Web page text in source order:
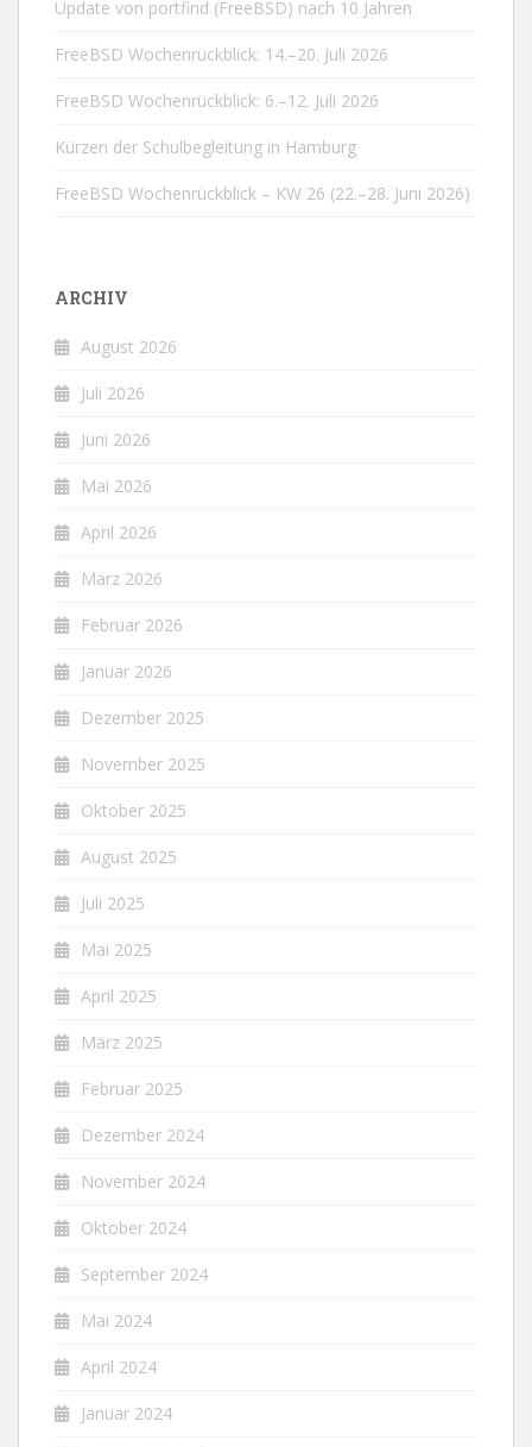
Update von portfind (FreeBSD) nach 10 Jahren
FreeBSD Wochenrückblick: 14.–20. Juli 2026
FreeBSD Wochenrückblick: 6.–12. Juli 2026
Kürzen der Schulbegleitung in Hamburg
FreeBSD Wochenrückblick – KW 26 (22.–28. Juni 2026)
ARCHIV
August 2026
Juli 2026
Juni 2026
Mai 2026
April 2026
März 2026
Februar 2026
Januar 2026
Dezember 2025
November 2025
Oktober 2025
August 2025
Juli 2025
Mai 2025
April 2025
März 2025
Februar 2025
Dezember 2024
November 2024
Oktober 2024
September 2024
Mai 2024
April 2024
Januar 2024